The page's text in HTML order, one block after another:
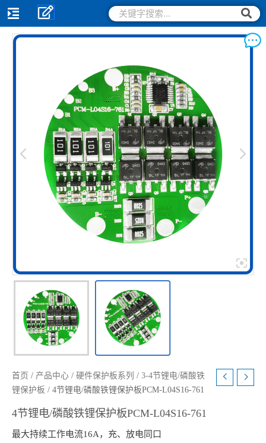
跳
至
搜
索
搜
索
首页 / 产品中心 / 硬件保护板系列 / 3-4节锂电/磷酸铁
锂保护板 / 4节锂电/磷酸铁锂保护板PCM-L04S16-761
4节锂电/磷酸铁锂保护板PCM-L04S16-761
最大持续工作电流16A，充、放电同口